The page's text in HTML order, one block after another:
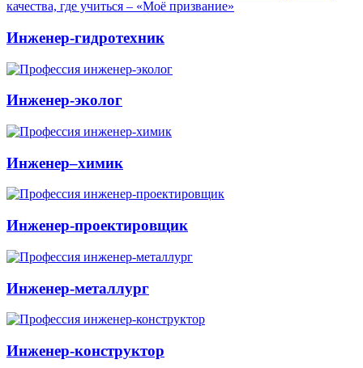
Инженер-гидротехник
Инженер-эколог
Инженер–химик
Инженер-проектировщик
Инженер-металлург
Инженер-конструктор